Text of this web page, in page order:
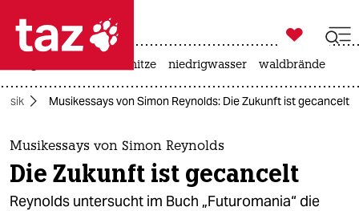
 taz zahl ich
taz zahl ich
themen
politik

taz zahl ich
hitze niedrigwasser waldbrände
Musikessays von Simon Reynolds: Die Zukunft ist gecancelt
Musikessays von Simon Reynolds
Die Zukunft ist gecancelt
Reynolds untersucht im Buch „Futuromania“ die